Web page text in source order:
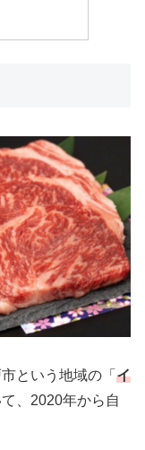
という地域の「 イ
、2020年から自